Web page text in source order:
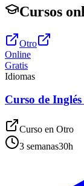
Cursos
Otro
Online
Gratis
Idiomas
Curso de
Curso en Otro
3 semanas30h